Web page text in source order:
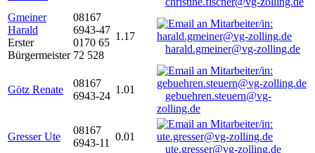
Gmeiner
Harald
Erster
Bürgermeister
08167
6943-47
0170 65
72 528
1.17
harald.gmeiner@vg-zolling.de
Götz Renate
08167
6943-24
1.01
gebuehren.steuern@vg-
zolling.de
Gresser Ute
08167
6943-11
0.01
ute.gresser@vg-zolling.de